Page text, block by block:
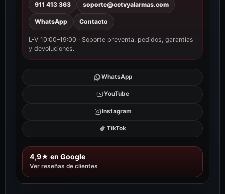
911 413 363 soporte@cctvyalarmas.com
WhatsApp Contacto
L-V 10:00–19:00 · Soporte preventa, pedidos, garantías
y devoluciones.
WhatsApp
YouTube
Instagram
TikTok
4,9★ en Google
Ver reseñas de clientes